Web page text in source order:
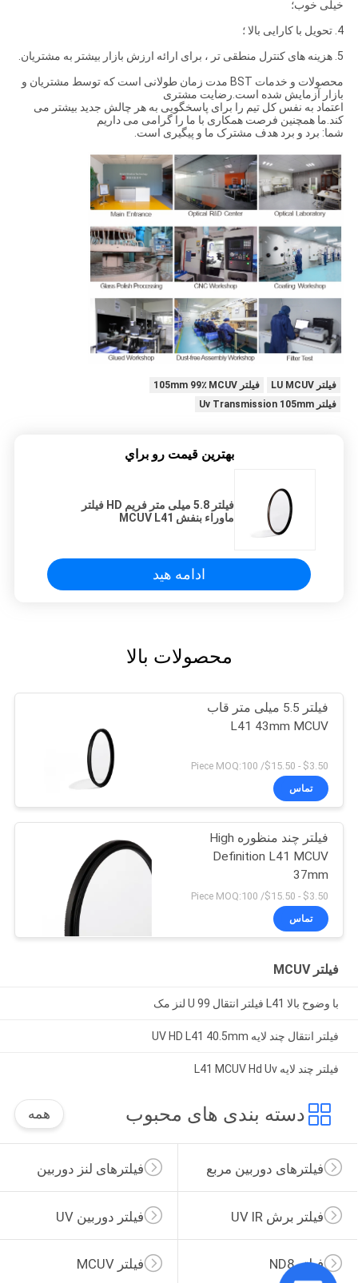
خیلی خوب؛
4. تحویل با کارایی بالا ؛
5. هزینه های کنترل منطقی تر ، برای ارائه ارزش بازار بیشتر به مشتریان.
محصولات و خدمات BST مدت زمان طولانی است که توسط مشتریان و
بازار آزمایش شده است.رضایت مشتری
اعتماد به نفس کل تیم را برای پاسخگویی به هر چالش جدید بیشتر می
کند.ما همچنین فرصت همکاری با ما را گرامی می داریم
شما: برد و برد هدف مشترک ما و پیگیری است.
فیلتر LU MCUV
فیلتر 105mm 99٪ MCUV
فیلتر Uv Transmission 105mm
بهترين قيمت رو براي
فیلتر 5.8 میلی متر فریم HD فیلتر
ماوراء بنفش MCUV L41
ادامه هید
محصولات بالا
فیلتر 5.5 میلی متر قاب
L41 43mm MCUV
$3.50 - $15.50/ Piece MOQ:100
تماس
فیلتر چند منظوره High
Definition L41 MCUV
37mm
$3.50 - $15.50/ Piece MOQ:100
تماس
فیلتر MCUV
با وضوح بالا L41 فیلتر انتقال 99 U لنز مک
فیلتر انتقال چند لایه UV HD L41 40.5mm
فیلتر چند لایه L41 MCUV Hd Uv
دسته بندی های محبوب همه
فیلترهای لنز دوربین فیلترهای دوربین مربع
فیلتر دوربین UV فیلتر برش UV IR
فیلتر MCUV فیلتر ND8